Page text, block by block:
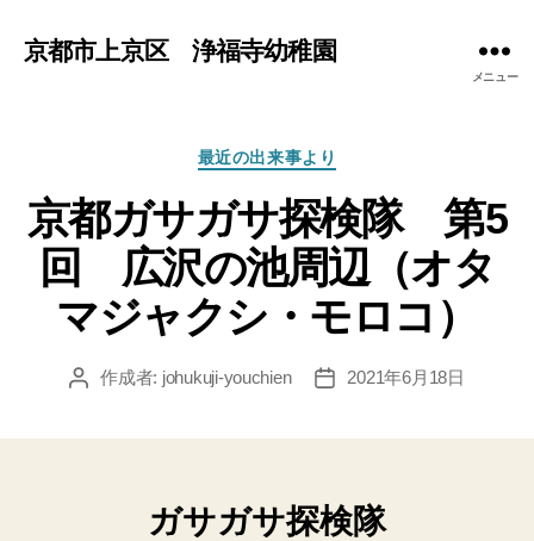
京都市上京区 浄福寺幼稚園
メニュー
カ
ゴ
リ
ー
最近の出来事より
京都ガサガサ探検隊 第5
回 広沢の池周辺（オタ
マジャクシ・モロコ）
投 作成者: johukuji-youchien
投
2021年6月18日
ガサガサ探検隊